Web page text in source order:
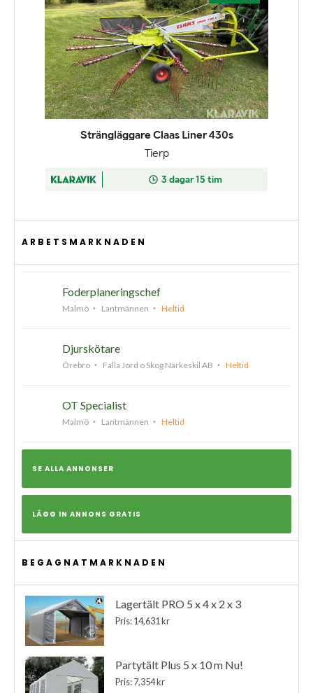
ARBETSMARKNADEN
Foderplaneringschef
Malmö Lantmännen Heltid
Djurskötare
Örebro Falla Jord o Skog Närkeskil AB Heltid
OT Specialist
Malmö Lantmännen Heltid
SE ALLA ANNONSER
LÄGG IN ANNONS GRATIS
BEGAGNATMARKNADEN
Lagertält PRO 5 x 4 x 2 x 3
Pris: 14,631 kr
Partytält Plus 5 x 10 m Nu!
Pris: 7,354 kr